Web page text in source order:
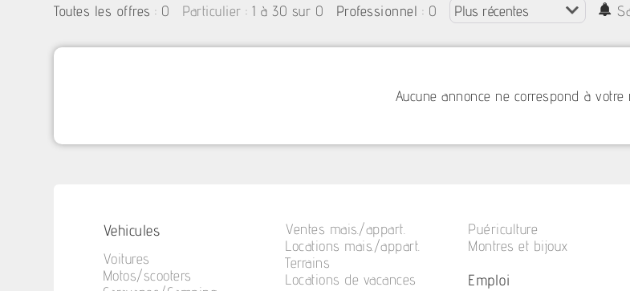
Toutes les offres : 0 Particulier : 1 à 30 sur 0 Professionnel : 0
Aucune annonce ne correspond à votre
Vehicules
Voitures
Motos/scooters
Ventes mais./appart.
Locations mais./appart.
Terrains
Locations de vacances
Puériculture
Montres et bijoux
Emploi